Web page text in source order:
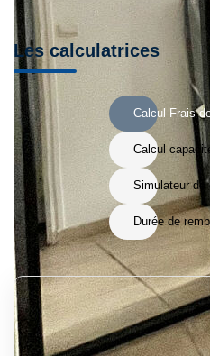
Les calculatrices
Calcul Frais
Calcul
Simulateur de
Durée de